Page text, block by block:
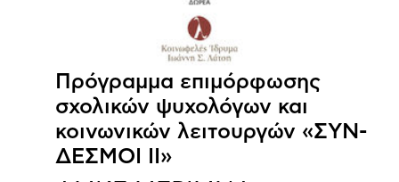
Πρόγραμμα επιμόρφωσης
σχολικών ψυχολόγων και
κοινωνικών λειτουργών «ΣΥΝ-
ΔΕΣΜΟΙ ΙΙ»